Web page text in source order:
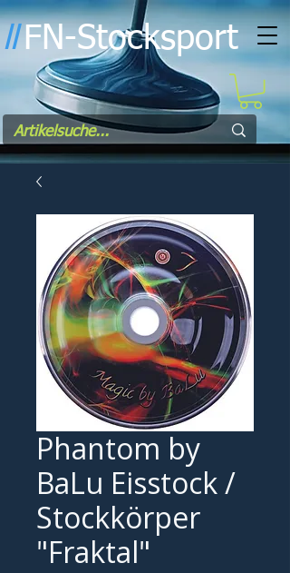
ll FN-Stocksport
Phantom by
BaLu Eisstock /
Stockkörper
"Fraktal"